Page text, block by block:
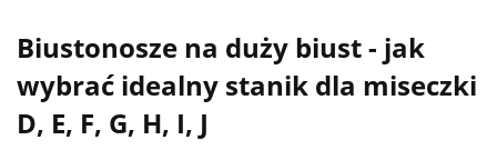
Biustonosze na duży biust - jak
wybrać idealny stanik dla miseczki
D, E, F, G, H, I, J